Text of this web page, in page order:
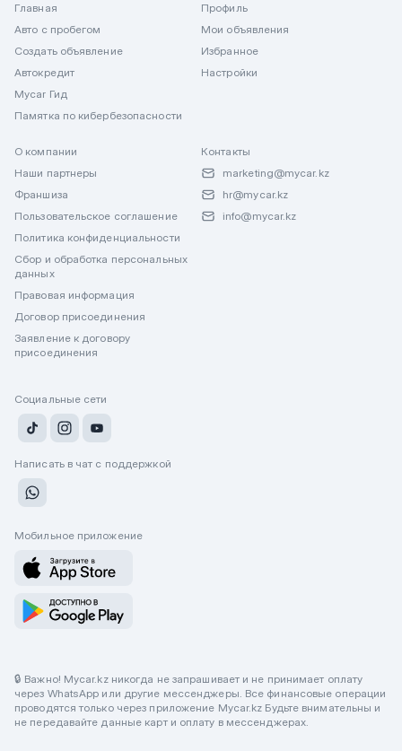
Главная
Авто с пробегом
Создать объявление
Автокредит
Mycar Гид
Памятка по кибербезопасности
Профиль
Мои объявления
Избранное
Настройки
О компании
Наши партнеры
Франшиза
Пользовательское соглашение
Политика конфиденциальности
Сбор и обработка персональных
данных
Правовая информация
Договор присоединения
Заявление к договору
присоединения
Контакты
marketing@mycar.kz
hr@mycar.kz
info@mycar.kz
Социальные сети
Написать в чат с поддержкой
Мобильное приложение
🔒 Важно! Mycar.kz никогда не запрашивает и не принимает оплату
через WhatsApp или другие мессенджеры. Все финансовые операции
проводятся только через приложение Mycar.kz Будьте внимательны и
не передавайте данные карт и оплату в мессенджерах.